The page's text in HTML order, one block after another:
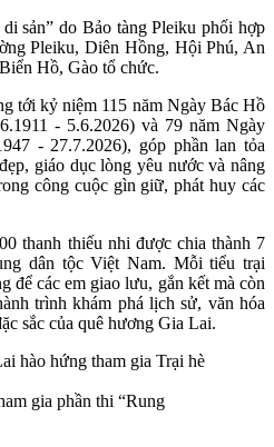
sản” do Bảo tàng Pleiku phối hợp
Pleiku, Diên Hồng, Hội Phú, An
Hồ, Gào tổ chức.
tới kỷ niệm 115 năm Ngày Bác Hồ
- 5.6.2026) và 79 năm Ngày
- 27.7.2026), góp phần lan tỏa
giáo dục lòng yêu nước và nâng
công cuộc gìn giữ, phát huy các
thanh thiếu nhi được chia thành 7
dân tộc Việt Nam. Mỗi tiểu trại
để các em giao lưu, gắn kết mà còn
trình khám phá lịch sử, văn hóa
sắc của quê hương Gia Lai.
gia phần thi “Rung